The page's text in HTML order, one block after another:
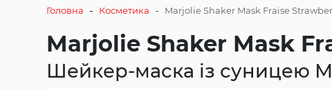
Головна - Косметика - Marjolie Shaker Mask Fraise
Marjolie Shaker Mask
Шейкер-маска із суницею